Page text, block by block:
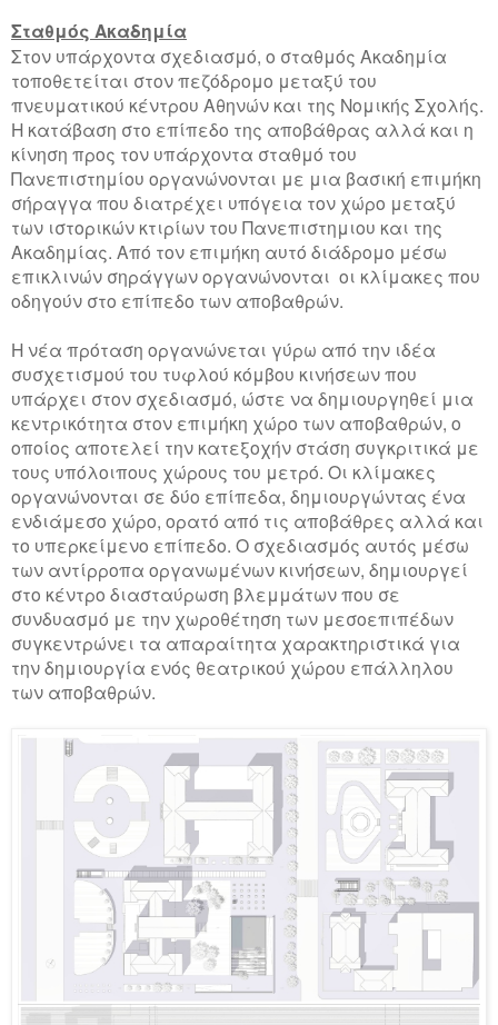
Σταθμός Ακαδημία
Στον υπάρχοντα σχεδιασμό, ο σταθμός Ακαδημία
τοποθετείται στον πεζόδρομο μεταξύ του
πνευματικού κέντρου Αθηνών και της Νομικής Σχολής.
Η κατάβαση στο επίπεδο της αποβάθρας αλλά και η
κίνηση προς τον υπάρχοντα σταθμό του
Πανεπιστημίου οργανώνονται με μια βασική επιμήκη
σήραγγα που διατρέχει υπόγεια τον χώρο μεταξύ
των ιστορικών κτιρίων του Πανεπιστημιου και της
Ακαδημίας. Από τον επιμήκη αυτό διάδρομο μέσω
επικλινών σηράγγων οργανώνονται οι κλίμακες που
οδηγούν στο επίπεδο των αποβαθρών.
Η νέα πρόταση οργανώνεται γύρω από την ιδέα
συσχετισμού του τυφλού κόμβου κινήσεων που
υπάρχει στον σχεδιασμό, ώστε να δημιουργηθεί μια
κεντρικότητα στον επιμήκη χώρο των αποβαθρών, ο
οποίος αποτελεί την κατεξοχήν στάση συγκριτικά με
τους υπόλοιπους χώρους του μετρό. Οι κλίμακες
οργανώνονται σε δύο επίπεδα, δημιουργώντας ένα
ενδιάμεσο χώρο, ορατό από τις αποβάθρες αλλά και
το υπερκείμενο επίπεδο. Ο σχεδιασμός αυτός μέσω
των αντίρροπα οργανωμένων κινήσεων, δημιουργεί
στο κέντρο διασταύρωση βλεμμάτων που σε
συνδυασμό με την χωροθέτηση των μεσοεπιπέδων
συγκεντρώνει τα απαραίτητα χαρακτηριστικά για
την δημιουργία ενός θεατρικού χώρου επάλληλου
των αποβαθρών.